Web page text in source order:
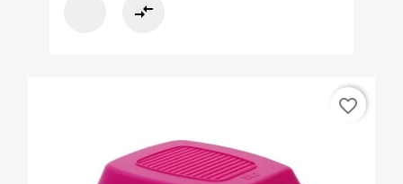
compare_arrows
favorite_border